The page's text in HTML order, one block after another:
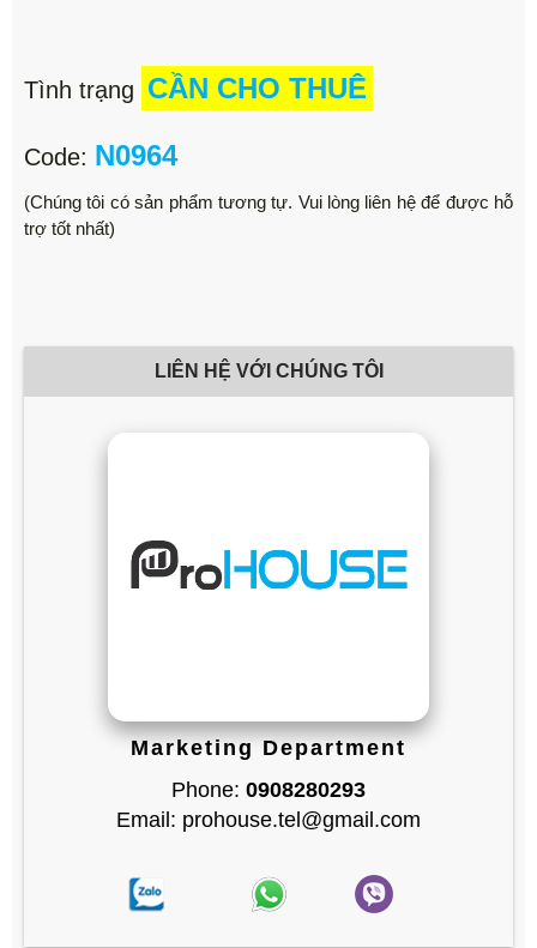
Tình trạng CẦN CHO THUÊ
Code: N0964
(Chúng tôi có sản phẩm tương tự. Vui lòng liên hệ để được hỗ
trợ tốt nhất)
LIÊN HỆ VỚI CHÚNG TÔI
Marketing Department
Phone: 0908280293
Email: prohouse.tel@gmail.com